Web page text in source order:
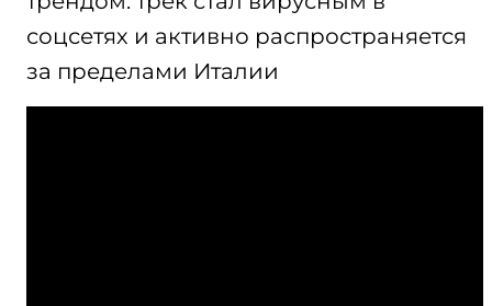
соцсетях и активно распространяется
за пределами Италии